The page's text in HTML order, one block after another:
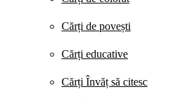
Cărți de povești
Cărți educative
Cărți Învăț să citesc